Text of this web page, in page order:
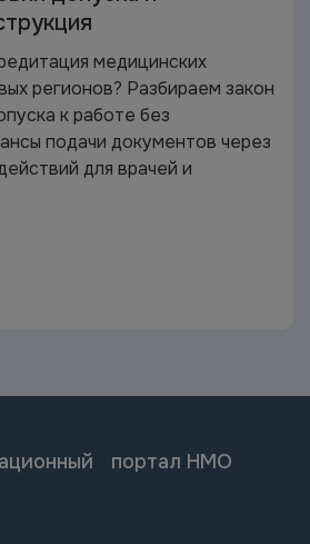
медицинских
регионов? Разбираем закон
к работе без
подачи документов через
для врачей и
портал НМО